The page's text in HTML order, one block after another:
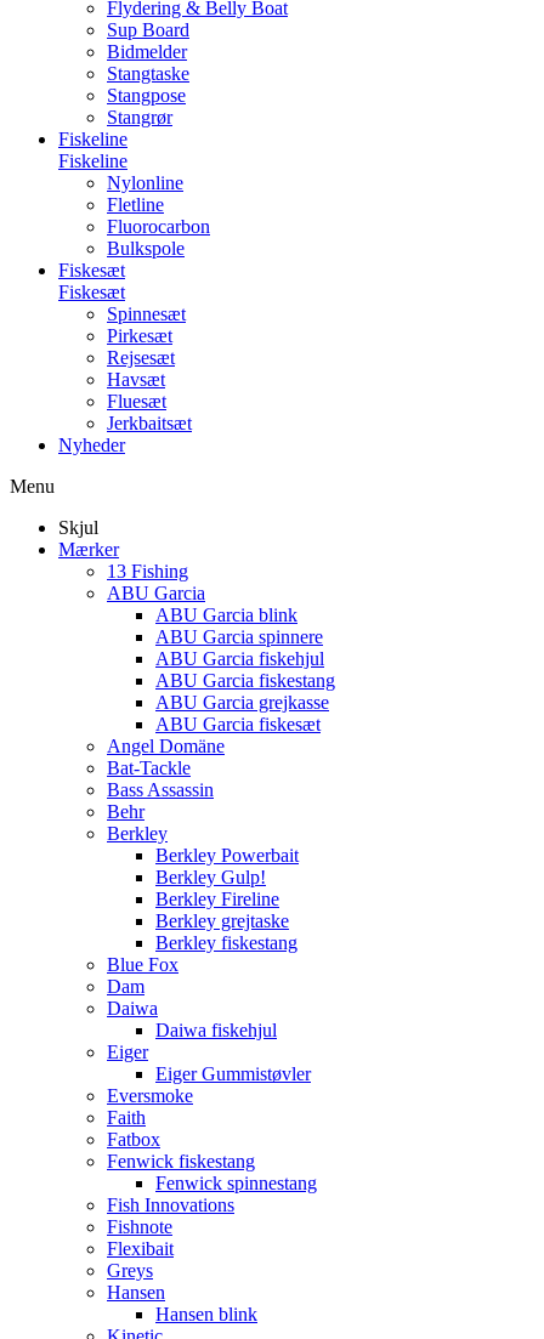
Flydering & Belly Boat
Sup Board
Bidmelder
Stangtaske
Stangpose
Stangrør
Fiskeline
Fiskeline
Nylonline
Fletline
Fluorocarbon
Bulkspole
Fiskesæt
Fiskesæt
Spinnesæt
Pirkesæt
Rejsesæt
Havsæt
Fluesæt
Jerkbaitsæt
Nyheder
Menu
Skjul
Mærker
13 Fishing
ABU Garcia
ABU Garcia blink
ABU Garcia spinnere
ABU Garcia fiskehjul
ABU Garcia fiskestang
ABU Garcia grejkasse
ABU Garcia fiskesæt
Angel Domäne
Bat-Tackle
Bass Assassin
Behr
Berkley
Berkley Powerbait
Berkley Gulp!
Berkley Fireline
Berkley grejtaske
Berkley fiskestang
Blue Fox
Dam
Daiwa
Daiwa fiskehjul
Eiger
Eiger Gummistøvler
Eversmoke
Faith
Fatbox
Fenwick fiskestang
Fenwick spinnestang
Fish Innovations
Fishnote
Flexibait
Greys
Hansen
Hansen blink